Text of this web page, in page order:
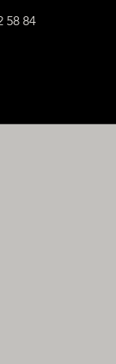
58 84